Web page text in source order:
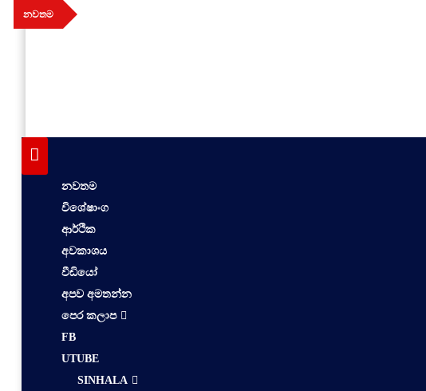
Skip
to
නවතම
aithiya
Human Rights News
නවතම
විශේෂාංග
ආර්ථික
අවකාශය
වීඩියෝ
අපව අමතන්න
පෙර කලාප
FB
UTUBE
SINHALA